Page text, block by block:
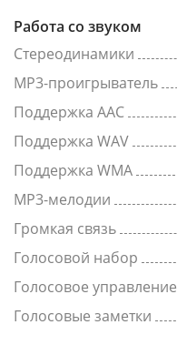
Работа со звуком
Стереодинамики
MP3-проигрыватель
Поддержка AAC
Поддержка WAV
Поддержка WMA
MP3-мелодии
Громкая связь
Голосовой набор
Голосовое управление
Голосовые заметки